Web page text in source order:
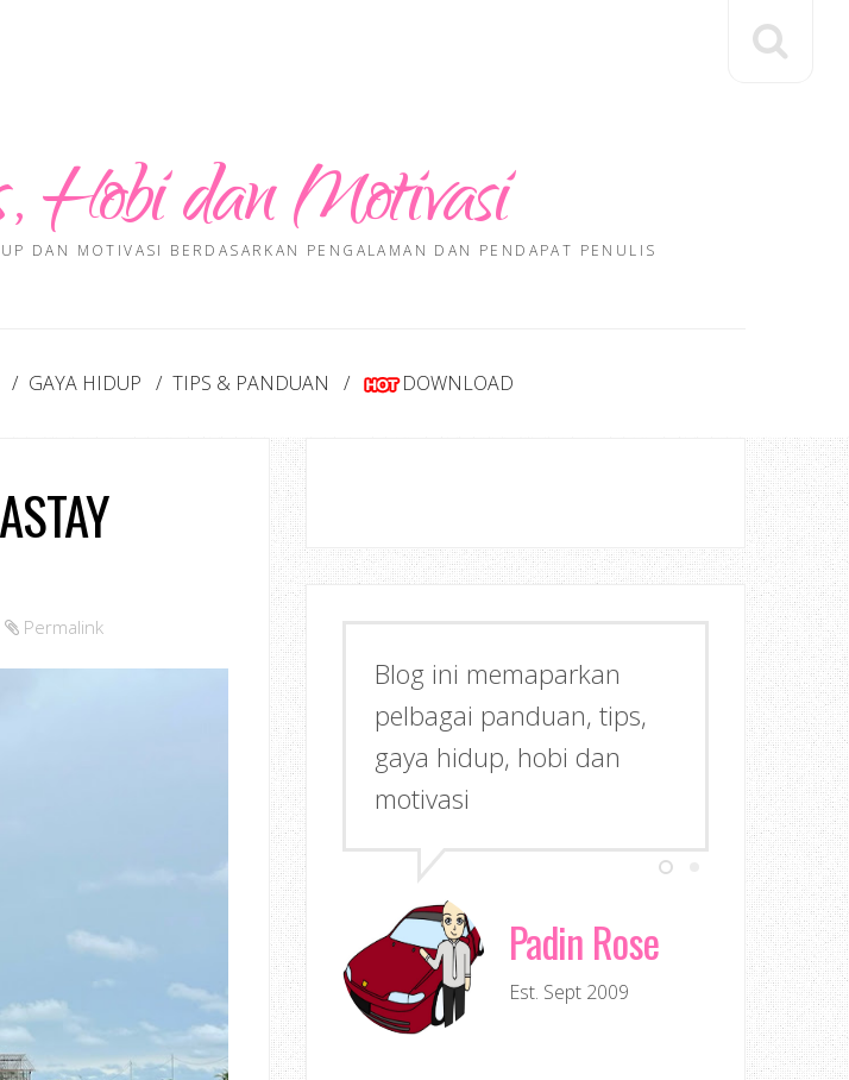
Hobi dan Motivasi
DAN MOTIVASI BERDASARKAN PENGALAMAN DAN PENDAPAT PENULIS
GAYA HIDUP TIPS & PANDUAN DOWNLOAD
Permalink
Blog ini memaparkan
pelbagai panduan, tips,
gaya hidup, hobi dan
motivasi
Padin Rose
Est. Sept 2009